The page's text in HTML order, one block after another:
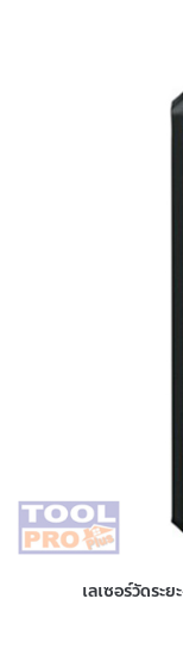
เลเซอร์วัดระ